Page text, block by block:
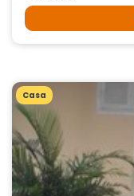
Casa